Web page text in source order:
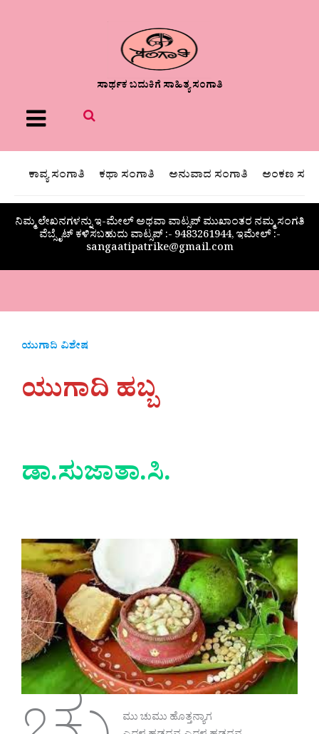
ಸಾರ್ಥಕ ಬದುಕಿಗೆ ಸಾಹಿತ್ಯ ಸಂಗಾತಿ
Menu
ಕಾವ್ಯ ಸಂಗಾತಿ ಕಥಾ ಸಂಗಾತಿ ಅನುವಾದ ಸಂಗಾತಿ ಅಂಕಣ
ನಿಮ್ಮ ಲೇಖನಗಳನ್ನು ಇ-ಮೇಲ್ ಅಥವಾ ವಾಟ್ಸಪ್ ಮುಖಾಂತರ ನಮ್ಮ ಸಂಗತಿ
ವೆಬ್ಸೈಟ್ ಕಳಿಸಬಹುದು ವಾಟ್ಸಪ್‌ :- 9483261944, ಇಮೇಲ್ :-
sangaatipatrike@gmail.com
ಯುಗಾದಿ ವಿಶೇಷ
ಯುಗಾದಿ ಹಬ್ಬ
ಡಾ.ಸುಜಾತಾ.ಸಿ.
ಮು ಚುಮು ಹೊತ್ತನ್ಯಾಗ